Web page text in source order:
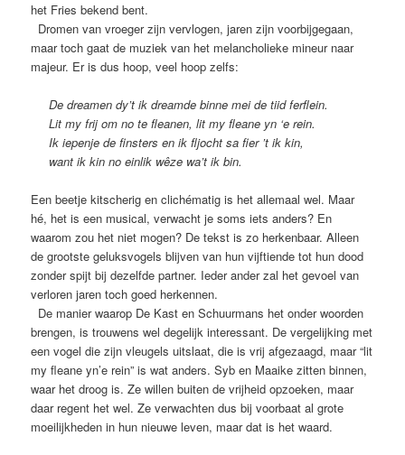
het Fries bekend bent.
Dromen van vroeger zijn vervlogen, jaren zijn voorbijgegaan,
maar toch gaat de muziek van het melancholieke mineur naar
majeur. Er is dus hoop, veel hoop zelfs:
De dreamen dy’t ik dreamde binne mei de tiid ferflein.
Lit my frij om no te fleanen, lit my fleane yn ‘e rein.
Ik iepenje de finsters en ik fljocht sa fier ’t ik kin,
want ik kin no einlik wêze wa’t ik bin.
Een beetje kitscherig en clichématig is het allemaal wel. Maar
hé, het is een musical, verwacht je soms iets anders? En
waarom zou het niet mogen? De tekst is zo herkenbaar. Alleen
de grootste geluksvogels blijven van hun vijftiende tot hun dood
zonder spijt bij dezelfde partner. Ieder ander zal het gevoel van
verloren jaren toch goed herkennen.
De manier waarop De Kast en Schuurmans het onder woorden
brengen, is trouwens wel degelijk interessant. De vergelijking met
een vogel die zijn vleugels uitslaat, die is vrij afgezaagd, maar “lit
my fleane yn’e rein” is wat anders. Syb en Maaike zitten binnen,
waar het droog is. Ze willen buiten de vrijheid opzoeken, maar
daar regent het wel. Ze verwachten dus bij voorbaat al grote
moeilijkheden in hun nieuwe leven, maar dat is het waard.